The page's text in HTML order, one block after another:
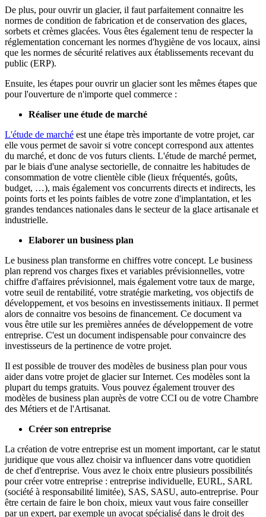
De plus, pour ouvrir un glacier, il faut parfaitement connaitre les
normes de condition de fabrication et de conservation des glaces,
sorbets et crèmes glacées. Vous êtes également tenu de respecter la
réglementation concernant les normes d'hygiène de vos locaux, ainsi
que les normes de sécurité relatives aux établissements recevant du
public (ERP).
Ensuite, les étapes pour ouvrir un glacier sont les mêmes étapes que
pour l'ouverture de n'importe quel commerce :
Réaliser une étude de marché
L'étude de marché est une étape très importante de votre projet, car
elle vous permet de savoir si votre concept correspond aux attentes
du marché, et donc de vos futurs clients. L'étude de marché permet,
par le biais d'une analyse sectorielle, de connaitre les habitudes de
consommation de votre clientèle cible (lieux fréquentés, goûts,
budget, …), mais également vos concurrents directs et indirects, les
points forts et les points faibles de votre zone d'implantation, et les
grandes tendances nationales dans le secteur de la glace artisanale et
industrielle.
Elaborer un business plan
Le business plan transforme en chiffres votre concept. Le business
plan reprend vos charges fixes et variables prévisionnelles, votre
chiffre d'affaires prévisionnel, mais également votre taux de marge,
votre seuil de rentabilité, votre stratégie marketing, vos objectifs de
développement, et vos besoins en investissements initiaux. Il permet
alors de connaitre vos besoins de financement. Ce document va
vous être utile sur les premières années de développement de votre
entreprise. C'est un document indispensable pour convaincre des
investisseurs de la pertinence de votre projet.
Il est possible de trouver des modèles de business plan pour vous
aider dans votre projet de glacier sur Internet. Ces modèles sont la
plupart du temps gratuits. Vous pouvez également trouver des
modèles de business plan auprès de votre CCI ou de votre Chambre
des Métiers et de l'Artisanat.
Créer son entreprise
La création de votre entreprise est un moment important, car le statut
juridique que vous allez choisir va influencer dans votre quotidien
de chef d'entreprise. Vous avez le choix entre plusieurs possibilités
pour créer votre entreprise : entreprise individuelle, EURL, SARL
(société à responsabilité limitée), SAS, SASU, auto-entreprise. Pour
être certain de faire le bon choix, mieux vaut vous faire conseiller
par un expert, par exemple un avocat spécialisé dans le droit des